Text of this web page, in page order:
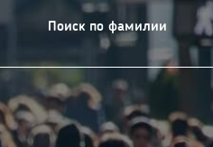
Поиск по фамилии